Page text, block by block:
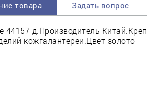
товара Задать вопрос
44157 д.Производитель
кожгалантереи.Цвет золото